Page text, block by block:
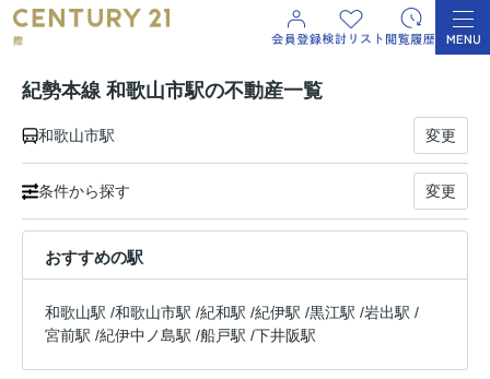
紀勢本線 和歌山市駅の不動産一覧
和歌山市駅 変更
条件から探す 変更
おすすめの駅
和歌山駅 /和歌山市駅 /紀和駅 /紀伊駅 /黒江駅 /岩出駅 /
宮前駅 /紀伊中ノ島駅 /船戸駅 /下井阪駅